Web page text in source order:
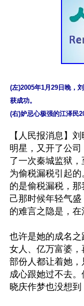
(左)2005年1月29日晚，
获成功。
(右)妒忌心极强的江泽民
【人民报消息】
明星，又开了公
了一次秦城监狱
为偷税漏税引起
的是偷税漏税，
己那时候年轻气
的难言之隐是，在
也许是她的成名
女人、亿万富婆
部份人都让着她
成心跟她过不去
晓庆作梦也没想到